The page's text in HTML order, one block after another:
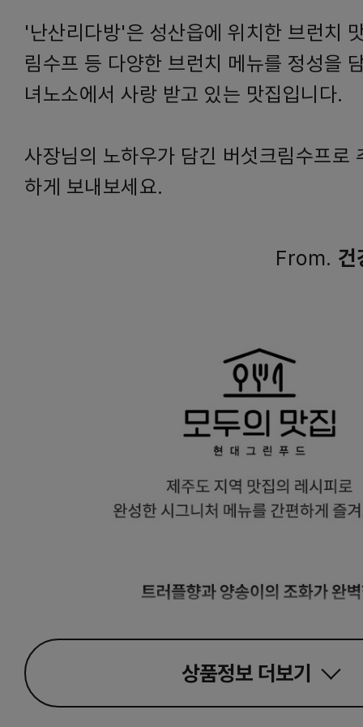
'난산리다방'은 성산읍에 위치한 브런치
림수프 등 다양한 브런치 메뉴를 정성을
녀노소에서 사랑 받고 있는 맛집입니다.
사장님의 노하우가 담긴 버섯크림수프로
하게 보내보세요.
From. 건
상품정보 더보기